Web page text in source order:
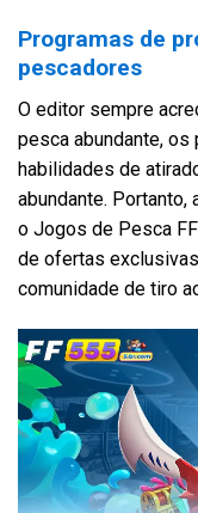
Programas de
pescadores
O editor sempre
pesca abundante,
habilidades de
abundante. Portanto,
o Jogos de Pesca
de ofertas
comunidade de tiro